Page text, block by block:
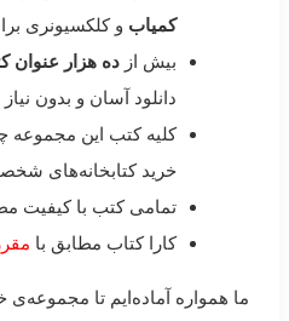
کمیاب و کلکسیونری
بیش از ده هزار عنوان
دانلود آسان و بدون
کلیه کتب این مجموعه
خرید کتابخانه‌های
تمامی کتب با کیفیت
کارا کتاب مطابق با
ما همواره آماده‌ایم تا مجموعه‌ی